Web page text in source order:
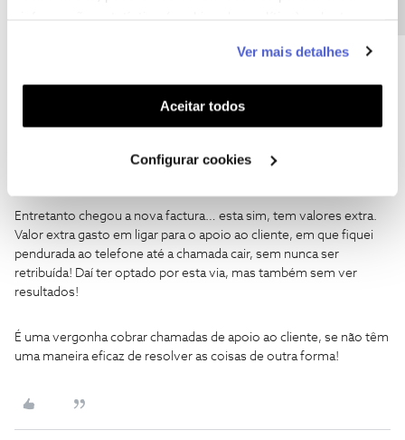
funcionalidades (cookies de personalização e
funcionalidade) e adaptar anúncios aos seus interesses
(cookies de publicidade personalizada). Pode gerir a
utilização dos cookies clicando em "Configurar
Ver mais detalhes
Aceitar todos
Configurar cookies
estava referir o valor base do tarifário… e não, não tinha
Entretanto chegou a nova factura… esta sim, tem valores extra.
Valor extra gasto em ligar para o apoio ao cliente, em que fiquei
pendurada ao telefone até a chamada cair, sem nunca ser
retribuída! Daí ter optado por esta via, mas também sem ver
resultados!
É uma vergonha cobrar chamadas de apoio ao cliente, se não têm
uma maneira eficaz de resolver as coisas de outra forma!